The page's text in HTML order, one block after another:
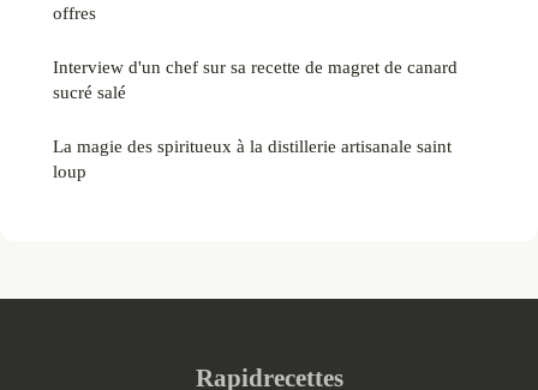
offres
Interview d'un chef sur sa recette de magret de canard
sucré salé
La magie des spiritueux à la distillerie artisanale saint
loup
Rapidrecettes